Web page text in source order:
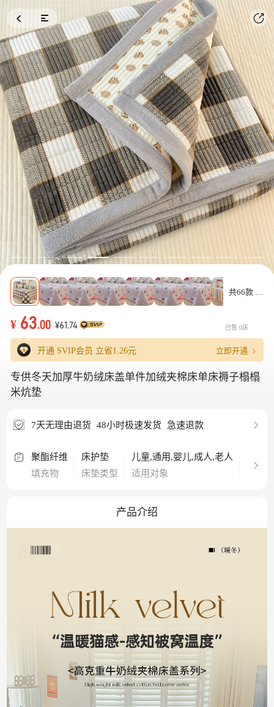
共66款
¥ 63.00 ¥61.74 已售:0床
开通 SVIP会员 立省1.26元 立即开通
专供冬天加厚牛奶绒床盖单件加绒夹棉床单床褥子榻榻
米炕垫
7天无理由退货 48小时极速发货 急速退款
聚酯纤维
填充物
床护垫
床垫类型
儿童,通用,婴儿,成人,老人
适用对象
产品介绍